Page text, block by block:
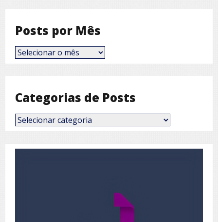
Posts por Mês
Posts
por
Categorias de Posts
Categorias
de